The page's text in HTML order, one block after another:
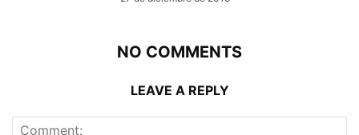
NO COMMENTS
LEAVE A REPLY